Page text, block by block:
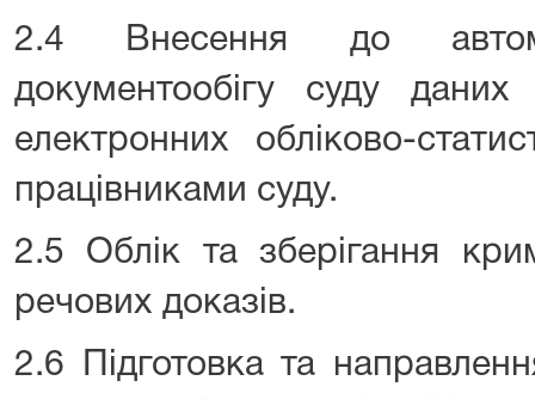
2.4 Внесення до
документообігу суду
електронних обліково-
працівниками суду.
2.5 Облік та зберігання
речових доказів.
2.6 Підготовка та